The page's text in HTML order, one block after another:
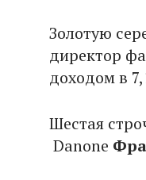
Золотую
директор
доходом в
Шестая
Danone